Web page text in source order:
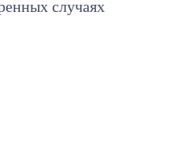
случаях